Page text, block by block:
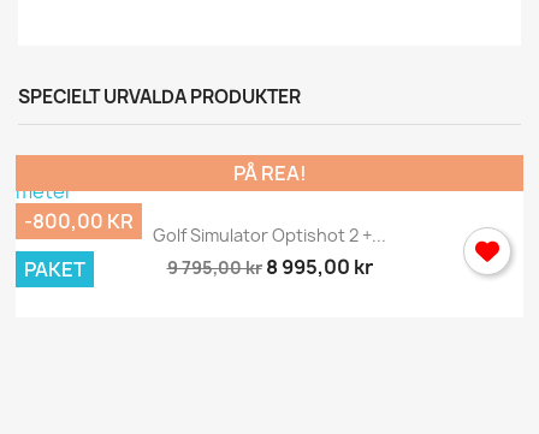
SPECIELT URVALDA PRODUKTER
Golf Simulator Optishot 2 +...
9 795,00 kr 8 995,00 kr
PÅ REA!
-800,00 KR
PAKET